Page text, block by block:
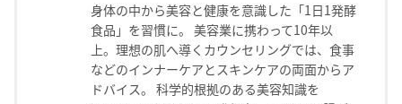
身体の中から美容と健康を意識した「1日1発酵
食品」を習慣に。 美容業に携わって10年以
上。理想の肌へ導くカウンセリングでは、食事
などのインナーケアとスキンケアの両面からア
ドバイス。 科学的根拠のある美容知識を